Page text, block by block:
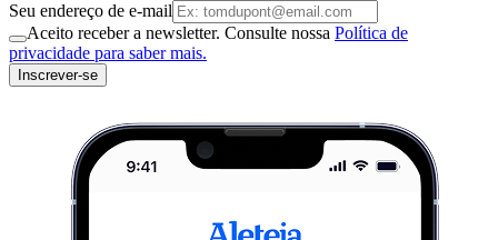
Seu endereço de e-mail
Aceito receber a newsletter. Consulte nossa Política de
privacidade para saber mais.
Inscrever-se